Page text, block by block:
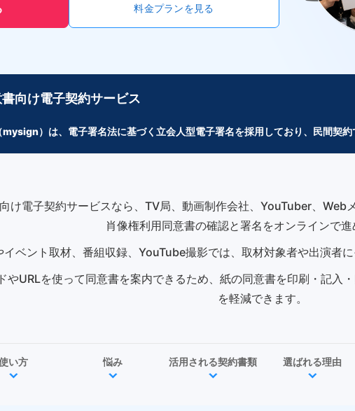
料金プランを見る
向け電子契約サービス
）は、電子署名法に基づく立会人型電子署名を採用しており、民間契約
け電子契約サービスなら、TV局、動画制作会社、YouTuber、Web
肖像権利用同意書の確認と署名をオンラインで進
ベント取材、番組収録、YouTube撮影では、取材対象者や出演者
やURLを使って同意書を案内できるため、紙の同意書を印刷・記入
を軽減できます。
い方 悩み 活用される契約書類 選ばれる理由